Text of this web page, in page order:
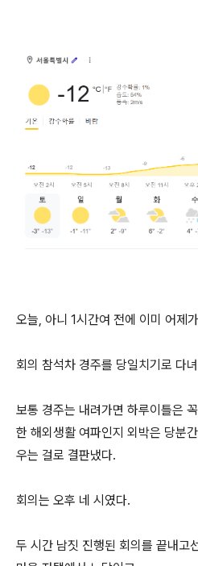
오늘, 아니 1시간여 전에 이미 어제
회의 참석차 경주를 당일치기로 다
보통 경주는 내려가면 하루이틀은
한 해외생활 여파인지 외박은 당분
우는 걸로 결판냈다.
회의는 오후 네 시였다.
두 시간 남짓 진행된 회의를 끝내고